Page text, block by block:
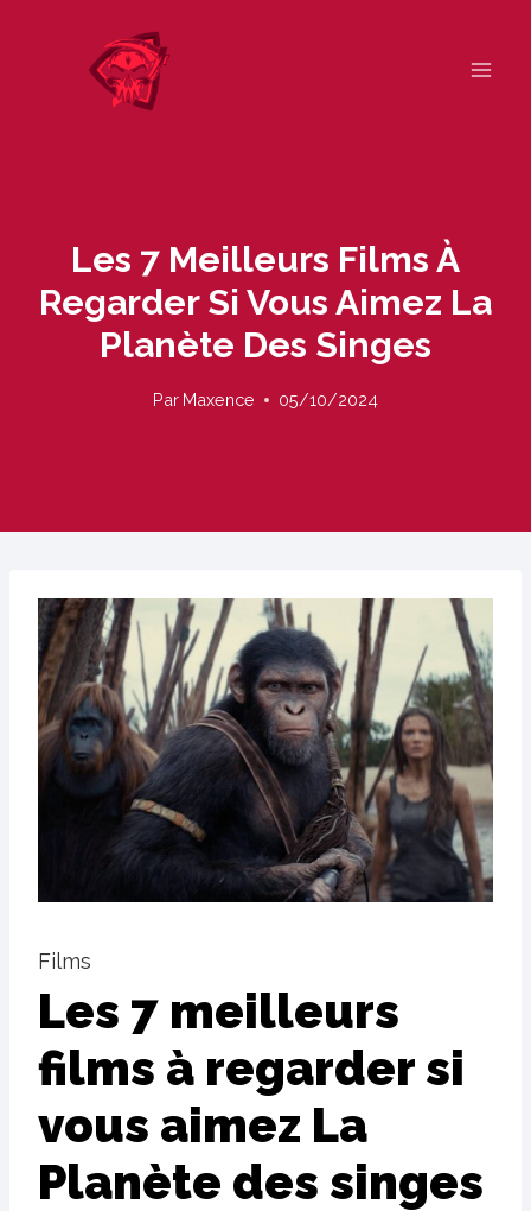
Les 7 Meilleurs Films À
Regarder Si Vous Aimez La
Planète Des Singes
Par Maxence 05/10/2024
Films
Les 7 meilleurs
films à regarder si
vous aimez La
Planète des singes